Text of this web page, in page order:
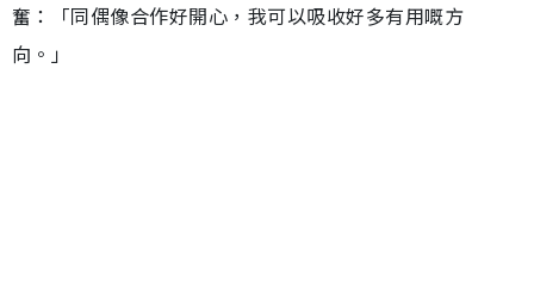
奮：「同偶像合作好開心，我可以吸收好多有用嘅方
向。」